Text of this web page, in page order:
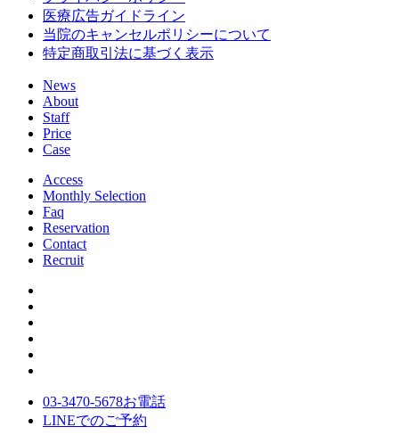
医療広告ガイドライン
当院のキャンセルポリシーについて
特定商取引法に基づく表示
News
About
Staff
Price
Case
Access
Monthly Selection
Faq
Reservation
Contact
Recruit
03-3470-5678お電話
LINEでのご予約